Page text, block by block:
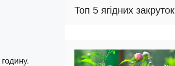
Топ 5 ягідних закруток